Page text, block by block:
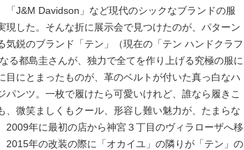
「J&M Davidson」など現代のシックなブランドの服
現した。そんな折に展示会で見つけたのが、パターン
気鋭のブランド「テン」（現在の「テン ハンドクラフ
る都島圭さんが、独力で全てを作り上げる究極の服に
目にとまったものが、革のベルトが付いた真っ白なハ
パンツ。一枚で履けたら可愛いけれど、誰なら履きこ
、微笑ましくもクール、形容し難い魅力が、たまらな
2009年に最初の店から神宮３丁目のヴィラローザへ移
2015年の改装の際に「オカイユ」の隣りが「テン」の